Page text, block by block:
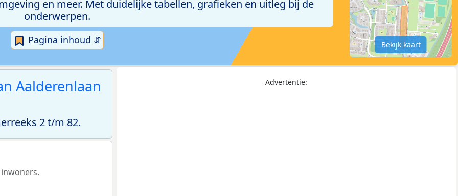
en meer. Met duidelijke tabellen, grafieken en uitleg bij de
onderwerpen.
Pagina inhoud ⇵ Bekijk kaart
Aalderenlaan
2 t/m 82.
Advertentie: